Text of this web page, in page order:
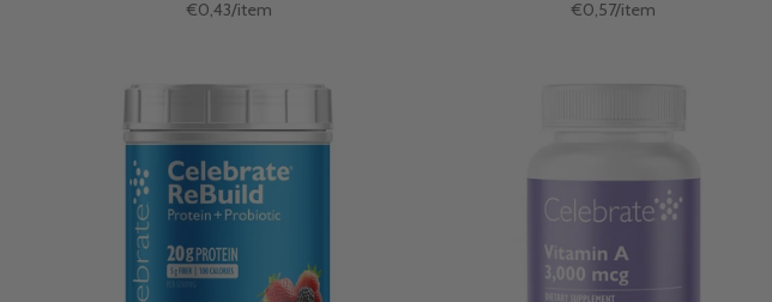
Stukprijs
€0,43/per
item Stukprijs
€0,57/per
item